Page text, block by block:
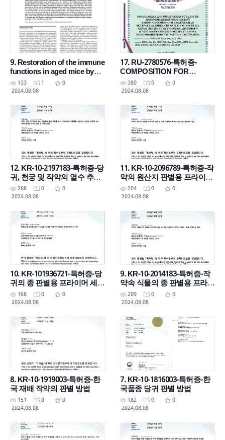
9. Restoration of the immune
functions in aged mice by
supplementation with a new
herbal composition
133 1
0
2024.08.08
17. RU-2780576-특허증-
COMPOSITION FOR
ALLEVIATING FATIGUE OR
ENHANCING EXERCISE
380 0
0
2024.08.08
12. KR-10-2197183-특허증-당
귀, 천궁 및 작약의 열수 추출
물과 홍삼 추출물 또는 가피타
히보 추출물을 포함하는 항산
268 0
0
2024.08.08
11. KR-10-2096789-특허증-작
약의 원산지 판별용 프라이머
세트 및 이를 이용하여 작약의
원산지를 판별하는 방법
204 0
0
2024.08.08
10. KR-101936721-특허증-당
귀의 종 판별용 프라이머 세트
및 이를 이용하여 당귀의 종을
판별하는 방법
168 0
0
2024.08.08
9. KR-10-2014183-특허증-작
약속 식물의 종 판별용 프라이
머 세트 및 이를 이용하여 작
약속 식물의 종을 판별하는 방
209 0
0
2024.08.08
8. KR-10-1919003-특허증-한
국 재배 작약의 판별 방법
151 0
0
2024.08.08
7. KR-10-1816003-특허증-한
국품종 당귀 판별 방법
182 0
0
2024.08.08